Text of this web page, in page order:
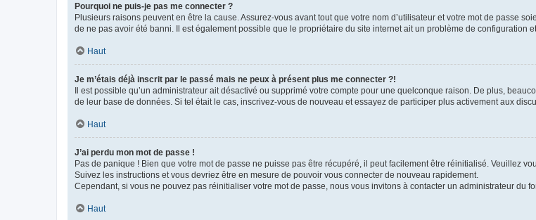
Pourquoi ne puis-je pas me connecter ?
Plusieurs raisons peuvent en être la cause. Assurez-vous avant tout que votre nom d’utilisateur et votre mot de passe
de ne pas avoir été banni. Il est également possible que le propriétaire du site internet ait un problème de configuration
Haut
Je m’étais déjà inscrit par le passé mais ne peux à présent plus me connecter ?!
Il est possible qu’un administrateur ait désactivé ou supprimé votre compte pour une quelconque raison. De plus,
de leur base de données. Si tel était le cas, inscrivez-vous de nouveau et essayez de participer plus activement aux
Haut
J’ai perdu mon mot de passe !
Pas de panique ! Bien que votre mot de passe ne puisse pas être récupéré, il peut facilement être réinitialisé. Veuillez
Suivez les instructions et vous devriez être en mesure de pouvoir vous connecter de nouveau rapidement.
Cependant, si vous ne pouvez pas réinitialiser votre mot de passe, nous vous invitons à contacter un administrateur du
Haut